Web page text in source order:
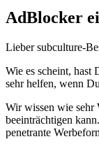
AdBlocker
Lieber subculture-
Wie es scheint, hast
sehr helfen, wenn
Wir wissen wie sehr
beeinträchtigen
penetrante